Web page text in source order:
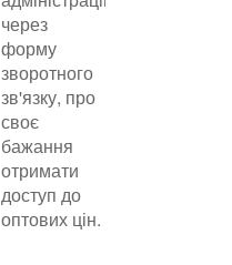
через
форму
зворотного
зв'язку, про
своє
бажання
отримати
доступ до
оптових цін.